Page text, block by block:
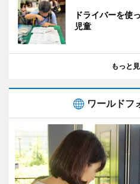
ドライバーを使
児童
もっと
ワールドフ